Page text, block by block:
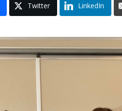
Twitter LinkedIn